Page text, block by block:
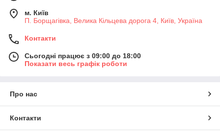
м. Київ
П. Борщагівка, Велика Кільцева дорога 4, Київ, Україна
Контакти
Сьогодні працює з 09:00 до 18:00
Показати весь графік роботи
Про нас
Контакти